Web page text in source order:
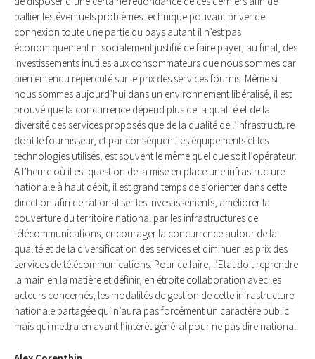
pallier les éventuels problèmes technique pouvant priver de
connexion toute une partie du pays autant il n’est pas
économiquement ni socialement justifié de faire payer, au final, des
investissements inutiles aux consommateurs que nous sommes car
bien entendu répercuté sur le prix des services fournis. Même si
nous sommes aujourd’hui dans un environnement libéralisé, il est
prouvé que la concurrence dépend plus de la qualité et de la
diversité des services proposés que de la qualité de l’infrastructure
dont le fournisseur, et par conséquent les équipements et les
technologies utilisés, est souvent le même quel que soit l’opérateur.
A l’heure où il est question de la mise en place une infrastructure
nationale à haut débit, il est grand temps de s’orienter dans cette
direction afin de rationaliser les investissements, améliorer la
couverture du territoire national par les infrastructures de
télécommunications, encourager la concurrence autour de la
qualité et de la diversification des services et diminuer les prix des
services de télécommunications. Pour ce faire, l’Etat doit reprendre
la main en la matière et définir, en étroite collaboration avec les
acteurs concernés, les modalités de gestion de cette infrastructure
nationale partagée qui n’aura pas forcément un caractère public
mais qui mettra en avant l’intérêt général pour ne pas dire national.